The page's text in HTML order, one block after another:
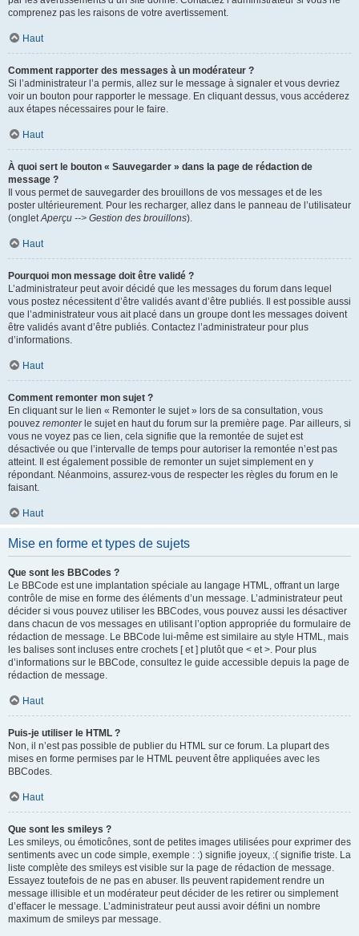
comprenez pas les raisons de votre avertissement.
Haut
Comment rapporter des messages à un modérateur ?
Si l’administrateur l’a permis, allez sur le message à signaler et vous devriez
voir un bouton pour rapporter le message. En cliquant dessus, vous accéderez
aux étapes nécessaires pour le faire.
Haut
À quoi sert le bouton « Sauvegarder » dans la page de rédaction de
message ?
Il vous permet de sauvegarder des brouillons de vos messages et de les
poster ultérieurement. Pour les recharger, allez dans le panneau de l’utilisateur
(ongletAperçu --> Gestion des brouillons).
Haut
Pourquoi mon message doit être validé ?
L’administrateur peut avoir décidé que les messages du forum dans lequel
vous postez nécessitent d’être validés avant d’être publiés. Il est possible aussi
que l’administrateur vous ait placé dans un groupe dont les messages doivent
être validés avant d’être publiés. Contactez l’administrateur pour plus
d’informations.
Haut
Comment remonter mon sujet ?
En cliquant sur le lien « Remonter le sujet » lors de sa consultation, vous
pouvez remonterle sujet en haut du forum sur la première page. Par ailleurs, si
vous ne voyez pas ce lien, cela signifie que la remontée de sujet est
désactivée ou que l’intervalle de temps pour autoriser la remontée n’est pas
atteint. Il est également possible de remonter un sujet simplement en y
répondant. Néanmoins, assurez-vous de respecter les règles du forum en le
faisant.
Haut
Mise en forme et types de sujets
Que sont les BBCodes ?
Le BBCode est une implantation spéciale au langage HTML, offrant un large
contrôle de mise en forme des éléments d’un message. L’administrateur peut
décider si vous pouvez utiliser les BBCodes, vous pouvez aussi les désactiver
dans chacun de vos messages en utilisant l’option appropriée du formulaire de
rédaction de message. Le BBCode lui-même est similaire au style HTML, mais
les balises sont incluses entre crochets [ et ] plutôt que < et >. Pour plus
d’informations sur le BBCode, consultez le guide accessible depuis la page de
rédaction de message.
Haut
Puis-je utiliser le HTML ?
Non, il n’est pas possible de publier du HTML sur ce forum. La plupart des
mises en forme permises par le HTML peuvent être appliquées avec les
BBCodes.
Haut
Que sont les smileys ?
Les smileys, ou émoticônes, sont de petites images utilisées pour exprimer des
sentiments avec un code simple, exemple : :) signifie joyeux, :( signifie triste. La
liste complète des smileys est visible sur la page de rédaction de message.
Essayez toutefois de ne pas en abuser. Ils peuvent rapidement rendre un
message illisible et un modérateur peut décider de les retirer ou simplement
d’effacer le message. L’administrateur peut aussi avoir défini un nombre
maximum de smileys par message.